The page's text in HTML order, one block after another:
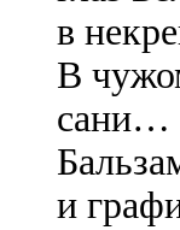
в
В
сани…
и